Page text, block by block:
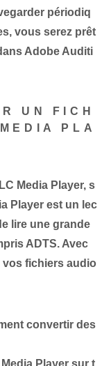
périodiq
vous serez prêt
Adobe ⁣Auditi
UN FICH
PLA
Media⁢ Player, s
Player est un lec
lire une grande
ADTS. Avec
vos fichiers audio
convertir des